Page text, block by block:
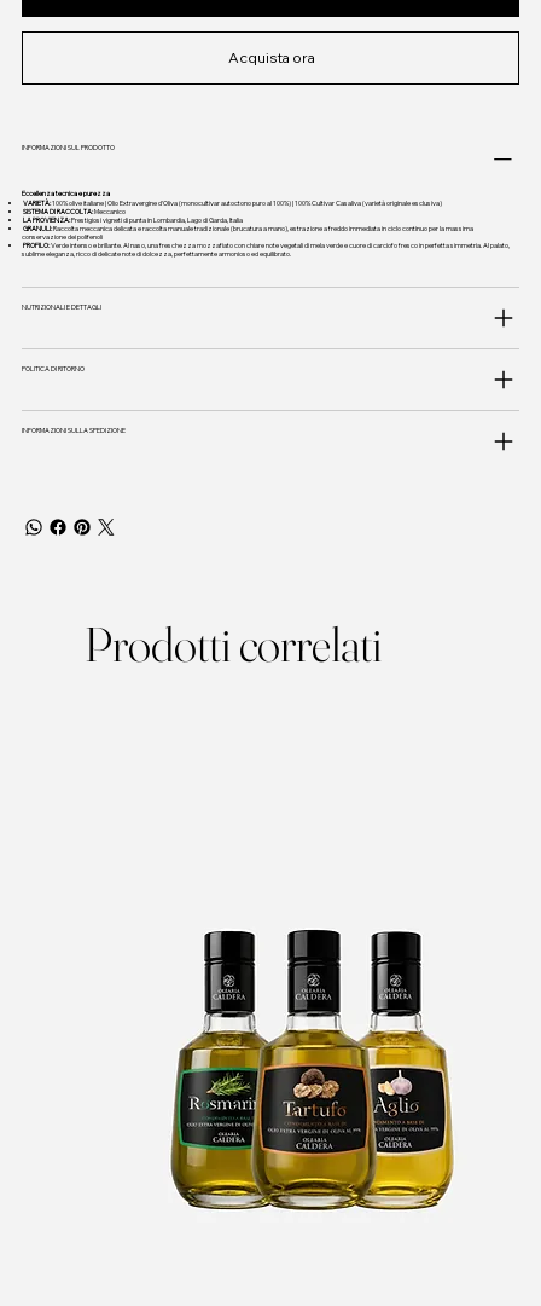
Acquista ora
INFORMAZIONI SUL PRODOTTO
Eccellenza tecnica e purezza
VARIETÀ:100% olive italiane | Olio Extravergine d'Oliva (monocultivar autoctono puro al 100%) | 100% Cultivar Casaliva (varietà originale esclusiva)
SISTEMA DI RACCOLTA:Meccanico
LA PROVIENZA:Prestigiosi vigneti di punta in Lombardia, Lago di Garda, Italia
GRANULI:Raccolta meccanica delicata e raccolta manuale tradizionale (brucatura a mano), estrazione a freddo immediata in ciclo continuo per la massima
conservazione dei polifenoli
PROFILO:Verde intenso e brillante. Al naso, una freschezza mozzafiato con chiare note vegetali di mela verde e cuore di carciofo fresco in perfetta simmetria. Al palato,
sublime eleganza, ricco di delicate note di dolcezza, perfettamente armonioso ed equilibrato.
NUTRIZIONALI E DETTAGLI
POLITICA DI RITORNO
INFORMAZIONI SULLA SPEDIZIONE
Prodotti correlati